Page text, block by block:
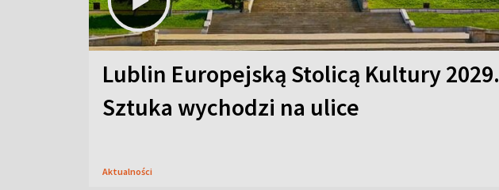
Lublin Europejską Stolicą Kultury 2029.
Sztuka wychodzi na ulice
Aktualności